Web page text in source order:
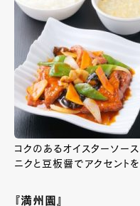
コクのあるオイスターソー
ニクと豆板醤でアクセントを
『満州園』